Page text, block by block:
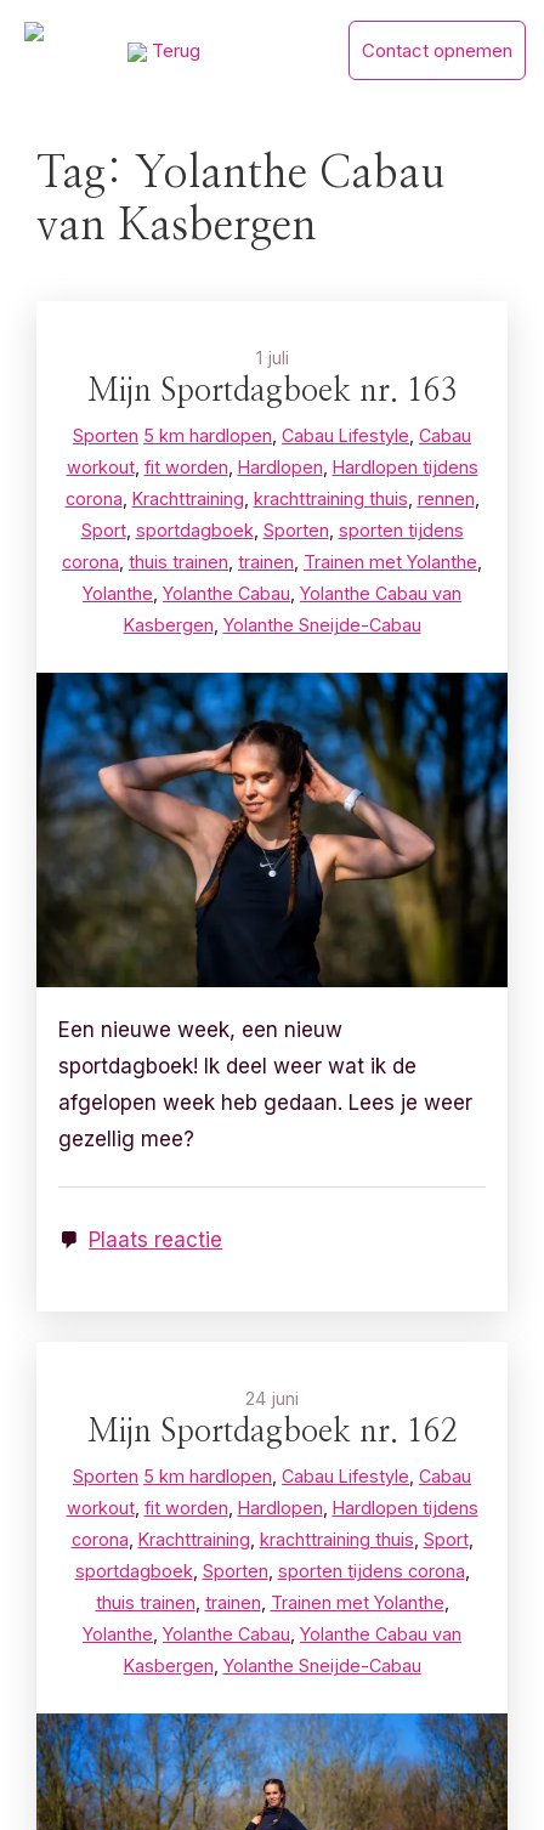
Skip
Terug Contact opnemen
Tag: Yolanthe Cabau
van Kasbergen
1 juli
Mijn Sportdagboek nr. 163
Sporten 5 km hardlopen Cabau Lifestyle Cabau
workout, fit worden Hardlopen Hardlopen tijdens
corona Krachttraining krachttraining thuis rennen
Sport, sportdagboek Sporten sporten tijdens
corona thuis trainen trainen Trainen met Yolanthe
Yolanthe Yolanthe Cabau Yolanthe Cabau van
Kasbergen Yolanthe Sneijde-Cabau
Een nieuwe week, een nieuw
sportdagboek! Ik deel weer wat ik de
afgelopen week heb gedaan. Lees je weer
gezellig mee?
Plaats reactie
24 juni
Mijn Sportdagboek nr. 162
Sporten 5 km hardlopen Cabau Lifestyle Cabau
workout, fit worden Hardlopen Hardlopen tijdens
corona Krachttraining krachttraining thuis Sport,
sportdagboek Sporten sporten tijdens corona
thuis trainen trainen Trainen met Yolanthe
Yolanthe Yolanthe Cabau Yolanthe Cabau van
Kasbergen Yolanthe Sneijde-Cabau